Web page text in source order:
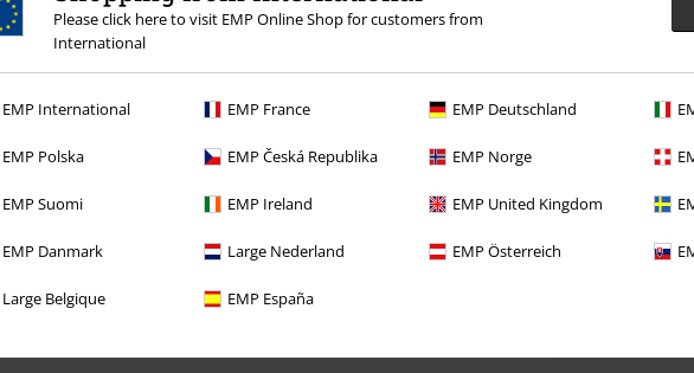
Please click here to visit EMP Online Shop for customers from
International
EMP International EMP France EMP Deutschland
EMP Polska EMP Česká Republika EMP Norge
EMP Suomi EMP Ireland EMP United Kingdom
EMP Danmark Large Nederland EMP Österreich
Large Belgique EMP España